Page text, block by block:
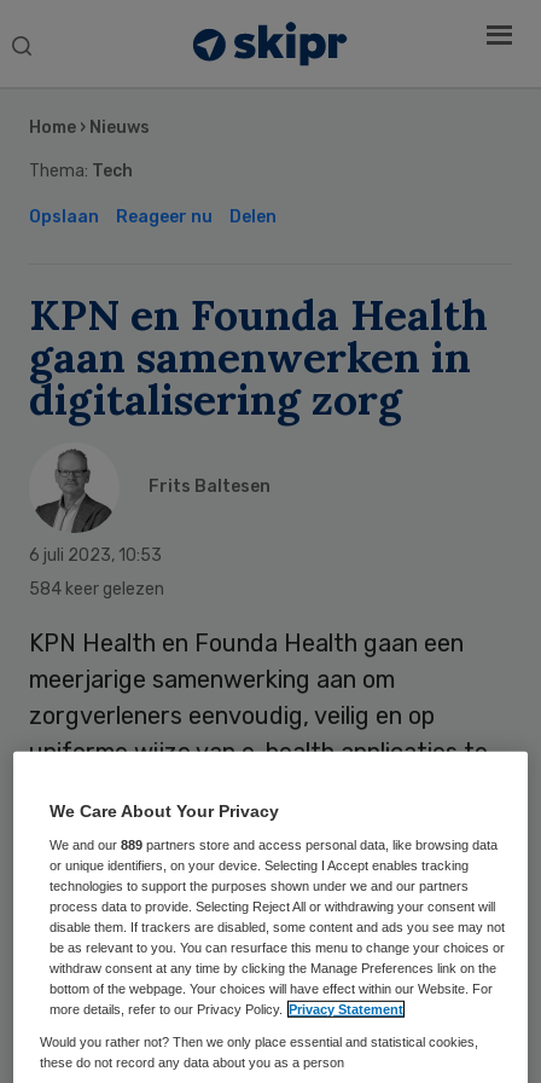
Search
Home › Nieuws
Thema: Tech
Opslaan Reageer nu Delen
KPN en Founda Health
gaan samenwerken in
digitalisering zorg
Frits Baltesen
6 juli 2023, 10:53
584 keer gelezen
KPN Health en Founda Health gaan een
meerjarige samenwerking aan om
zorgverleners eenvoudig, veilig en op
uniforme wijze van e-health applicaties te
Het Founda Health platform, dat digitale
toepassingen van derden, zoals
vragenlijsten, patiëntenportalen of
oplossingen voor thuismonitoring koppelt
aan zorginstellingen, wordt onderdeel van
de KPN Health Exchange. Deze dienst van
Sidebar
We Care About Your Privacy
We and our889 partners store and access personal data, like browsing data
or unique identifiers, on your device. Selecting I Accept enables tracking
technologies to support the purposes shown under we and our partners
process data to provide. Selecting Reject All or withdrawing your consent will
disable them. If trackers are disabled, some content and ads you see may not
be as relevant to you. You can resurface this menu to change your choices or
withdraw consent at any time by clicking the Manage Preferences link on the
bottom of the webpage. Your choices will have effect within our Website. For
more details, refer to our Privacy Policy.
Privacy Statement
Would you rather not? Then we only place essential and statistical cookies,
these do not record any data about you as a person